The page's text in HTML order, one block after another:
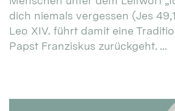
dich niemals vergessen (Jes
Leo XIV. führt damit eine
Papst Franziskus zurückgeht. ...